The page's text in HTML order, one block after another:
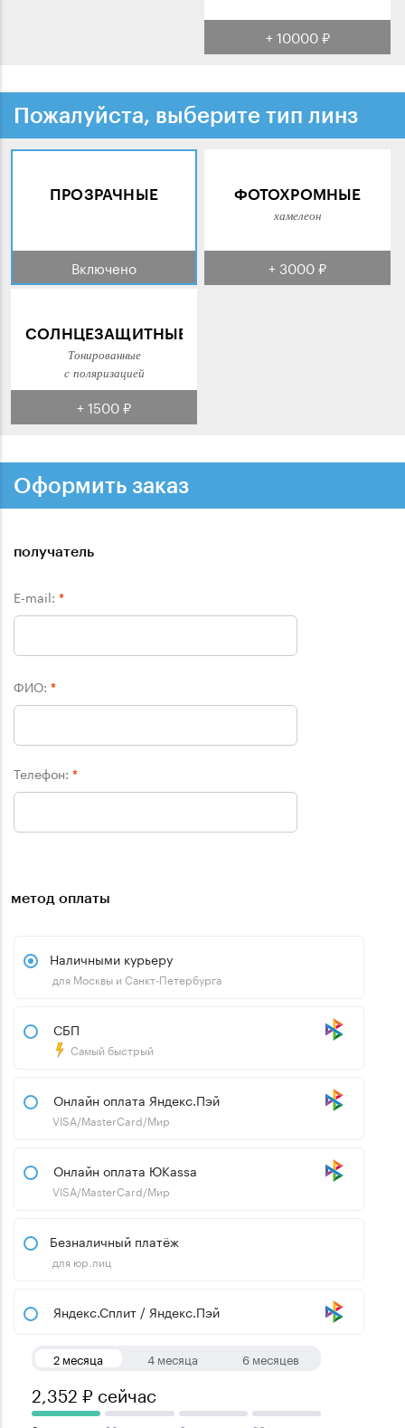
+ 10000 ₽
Пожалуйста, выберите тип линз
ПРОЗРАЧНЫЕ
Включено
ФОТОХРОМНЫЕ
хамелеон
+ 3000 ₽
СОЛНЦЕЗАЩИТНЫЕ
Тонированные
с поляризацией
+ 1500 ₽
Оформить заказ
получатель
E-mail: *
ФИО: *
Телефон: *
метод оплаты
Наличными курьеру
для Москвы и Санкт-Петербурга
СБП
Самый быстрый
Онлайн оплата Яндекс.Пэй
VISA/MasterCard/Мир
Онлайн оплата ЮKassa
VISA/MasterCard/Мир
Безналичный платёж
для юр.лиц
Яндекс.Сплит / Яндекс.Пэй
2 месяца 4 месяца 6 месяцев
2,352 ₽ сейчас